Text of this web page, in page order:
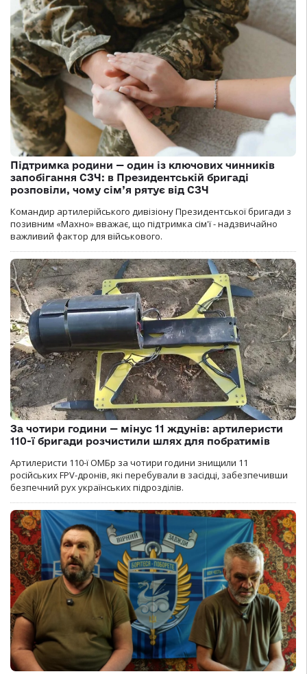
Підтримка родини — один із ключових чинників
запобігання СЗЧ: в Президентській бригаді
розповіли, чому сім’я рятує від СЗЧ
Командир артилерійського дивізіону Президентської бригади з
позивним «Махно» вважає, що підтримка сім'ї - надзвичайно
важливий фактор для військового.
За чотири години — мінус 11 ждунів: артилеристи
110-ї бригади розчистили шлях для побратимів
Артилеристи 110-ї ОМБр за чотири години знищили 11
російських FPV-дронів, які перебували в засідці, забезпечивши
безпечний рух українських підрозділів.